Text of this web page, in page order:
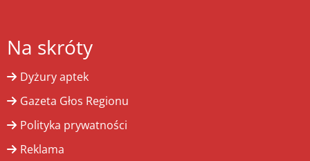
Na skróty
Dyżury aptek
Gazeta Głos Regionu
Polityka prywatności
Reklama